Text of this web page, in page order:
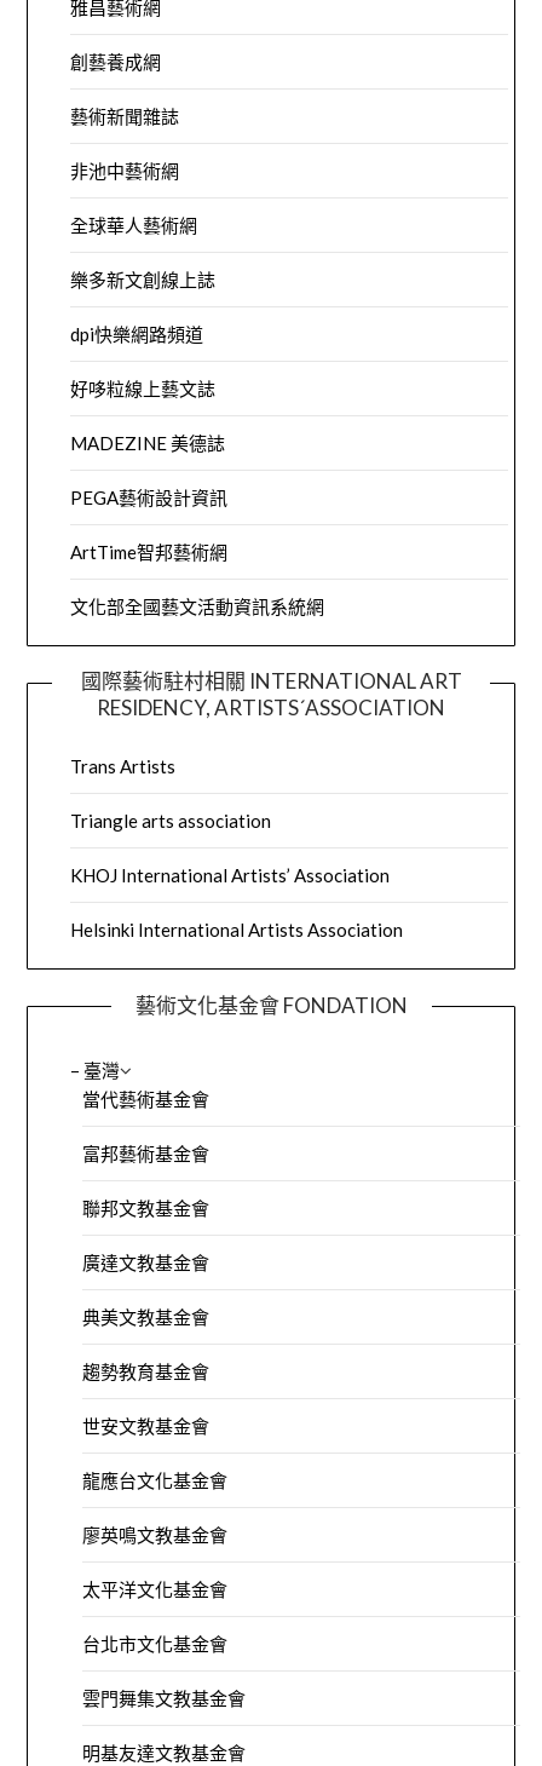
雅昌藝術網
創藝養成網
藝術新聞雜誌
非池中藝術網
全球華人藝術網
樂多新文創線上誌
dpi快樂網路頻道
好哆粒線上藝文誌
MADEZINE 美德誌
PEGA藝術設計資訊
ArtTime智邦藝術網
文化部全國藝文活動資訊系統網
國際藝術駐村相關 INTERNATIONAL ART
RESIDENCY, ARTISTS´ASSOCIATION
Trans Artists
Triangle arts association
KHOJ International Artists’ Association
Helsinki International Artists Association
藝術文化基金會 FONDATION
– 臺灣
當代藝術基金會
富邦藝術基金會
聯邦文教基金會
廣達文教基金會
典美文教基金會
趨勢教育基金會
世安文教基金會
龍應台文化基金會
廖英鳴文教基金會
太平洋文化基金會
台北市文化基金會
雲門舞集文教基金會
明基友達文教基金會